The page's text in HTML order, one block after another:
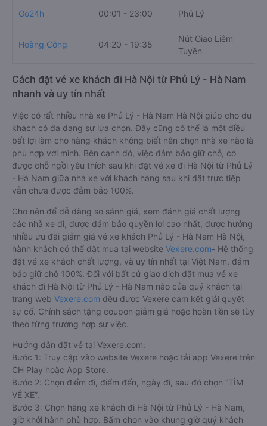
Go24h 00:01 - 23:00 Phủ Lý
Hoàng Công 04:20 - 19:35
Nút Giao Liêm
Tuyền
Cách đặt vé xe khách đi Hà Nội từ Phủ Lý - Hà Nam
nhanh và uy tín nhất
Việc có rất nhiều nhà xe Phủ Lý - Hà Nam Hà Nội giúp cho du
khách có đa dạng sự lựa chọn. Đây cũng có thể là một điều
bất lợi làm cho hàng khách không biết nên chọn nhà xe nào là
phù hợp với mình. Bên cạnh đó, việc đảm bảo giữ chỗ, có
được chỗ ngồi yêu thích sau khi đặt vé xe đi Hà Nội từ Phủ Lý
- Hà Nam giữa nhà xe với khách hàng sau khi đặt trực tiếp
vẫn chưa được đảm bảo 100%.
Cho nên để dễ dàng so sánh giá, xem đánh giá chất lượng
các nhà xe đi, được đảm bảo quyền lợi cao nhất, được hưởng
nhiều ưu đãi giảm giá vé xe khách Phủ Lý - Hà Nam Hà Nội,
hành khách có thể đặt mua tại website Vexere.com- Hệ thống
đặt vé xe khách chất lượng, và uy tín nhất tại Việt Nam, đảm
bảo giữ chỗ 100%. Đối với bất cứ giao dịch đặt mua vé xe
khách đi Hà Nội từ Phủ Lý - Hà Nam nào của quý khách tại
trang web Vexere.com đều được Vexere cam kết giải quyết
sự cố. Chính sách tặng coupon giảm giá hoặc hoàn tiền sẽ tùy
theo từng trường hợp sự việc.
Hướng dẫn đặt vé tại Vexere.com:
Bước 1: Truy cập vào website Vexere hoặc tải app Vexere trên
CH Play hoặc App Store.
Bước 2: Chọn điểm đi, điểm đến, ngày đi, sau đó chọn “TÌM
VÉ XE”.
Bước 3: Chọn hãng xe khách đi Hà Nội từ Phủ Lý - Hà Nam,
giờ khởi hành phù hợp. Bấm chọn vào khung giờ quý khách